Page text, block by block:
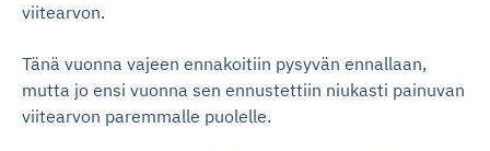
viitearvon.
Tänä vuonna vajeen ennakoitiin pysyvän ennallaan,
mutta jo ensi vuonna sen ennustettiin niukasti painuvan
viitearvon paremmalle puolelle.